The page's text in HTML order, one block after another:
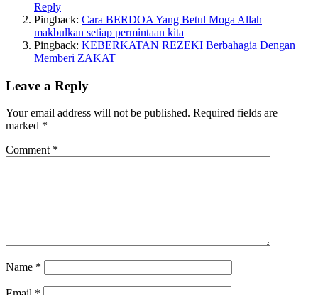
Reply
Pingback: Cara BERDOA Yang Betul Moga Allah
makbulkan setiap permintaan kita
Pingback: KEBERKATAN REZEKI Berbahagia Dengan
Memberi ZAKAT
Leave a Reply
Your email address will not be published. Required fields are
marked *
Comment *
Name *